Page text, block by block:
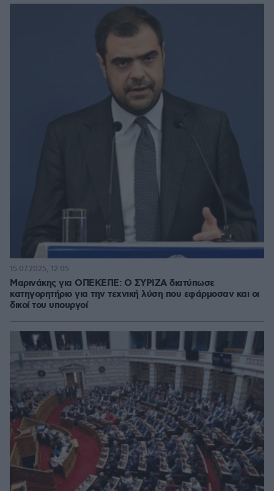
Μαρινάκης για ΟΠΕΚΕΠΕ: Ο ΣΥΡΙΖΑ διατύπωσε
κατηγορητήριο για την τεχνική λύση που εφάρμοσαν και οι
δικοί του υπουργοί
15.07.2025, 12:05